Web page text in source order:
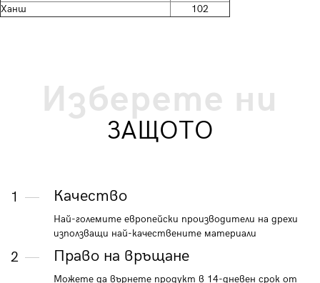
Ханш
102
Изберете ни
ЗАЩОТО
1 Качество
Най-големите европейски производители на дрехи
използващи най-качествените материали
2 Право на връщане
Можете да върнете продукт в 14-дневен срок от